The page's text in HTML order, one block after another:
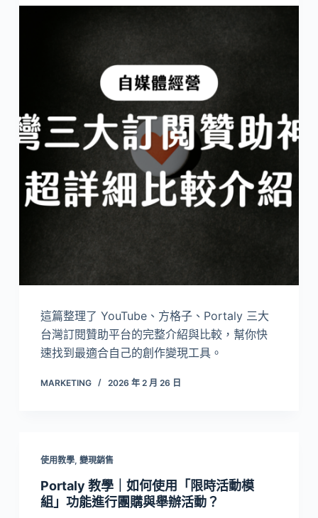
這篇整理了 YouTube、方格子、Portaly 三大
台灣訂閱贊助平台的完整介紹與比較，幫你快
速找到最適合自己的創作變現工具。
MARKETING 2026 年 2 月 26 日
使用教學, 變現銷售
Portaly 教學｜如何使用「限時活動模
組」功能進行團購與舉辦活動？